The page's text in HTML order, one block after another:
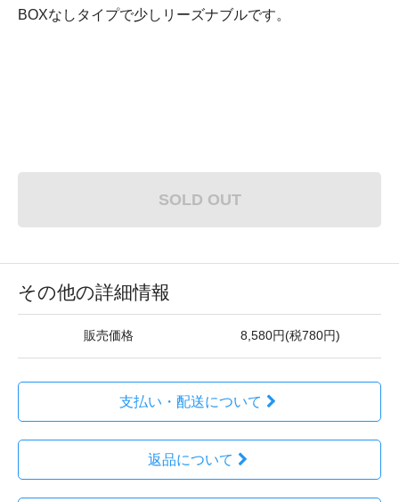
BOXなしタイプで少しリーズナブルです。
SOLD OUT
その他の詳細情報
販売価格 8,580円(税780円)
支払い・配送について
返品について